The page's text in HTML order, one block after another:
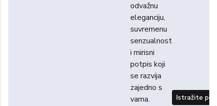
odvažnu
eleganciju,
suvremenu
senzualnost
i mirisni
potpis koji
se razvija
zajedno s
vama.
Istražite